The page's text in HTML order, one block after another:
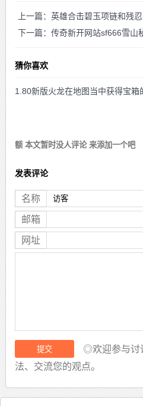
上一篇：英雄合击碧玉项链和残
下一篇：传奇新开网站sf666雪山
猜你喜欢
1.80新版火龙在地图当中获得宝箱
额 本文暂时没人评论 来添加一个吧
发表评论
名称
邮箱
网址
◎欢迎参与讨
法、交流您的观点。